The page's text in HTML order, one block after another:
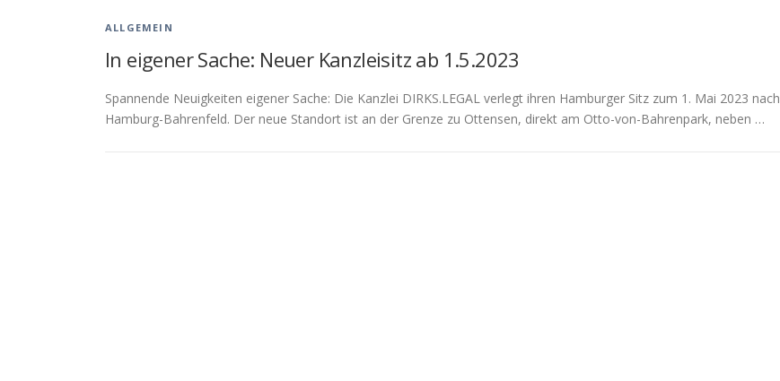
ALLGEMEIN
In eigener Sache: Neuer Kanzleisitz ab 1.5.2023
Spannende Neuigkeiten eigener Sache: Die Kanzlei DIRKS.LEGAL verlegt ihren Hamburger Sitz zum 1. Mai 2023 nach
Hamburg-Bahrenfeld. Der neue Standort ist an der Grenze zu Ottensen, direkt am Otto-von-Bahrenpark, neben …